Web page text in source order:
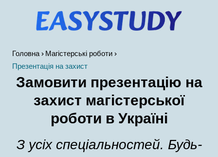
Замовити презентацію на
захист магістерської
роботи в Україні
З усіх спеціальностей. Будь-
Головна
Магістерські роботи
Презентація на захист